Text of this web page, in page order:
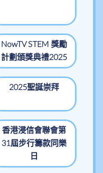
NowTV STEM 獎勵
計劃頒獎典禮2025
2025聖誕崇拜
香港浸信會聯會第
31屆步行籌款同樂
日